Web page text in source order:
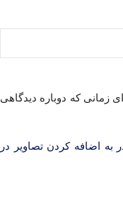
زمانی که دوباره دیدگاهی
به اضافه کردن تصاویر در